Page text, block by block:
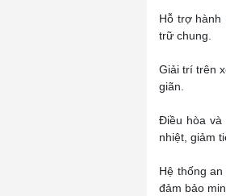
Hỗ trợ hành
trữ chung.
Giải trí trên
giãn.
Điều hòa và
nhiệt, giảm
Hệ thống
đảm bảo